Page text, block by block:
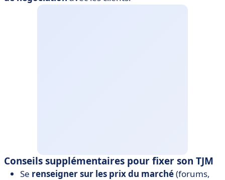
Conseils supplémentaires pour fixer son TJM
Se renseigner sur les prix du marché(forums,